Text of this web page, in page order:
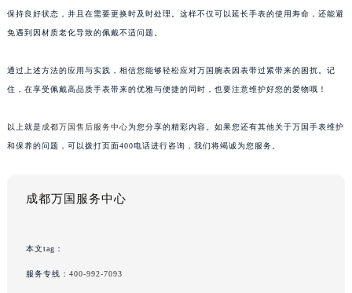
保持良好状态，并且在需要更换时及时处理。这样不仅可以延长手表的使用寿命，还能避
免遇到因材质老化导致的佩戴不适问题。
通过上述方法的应用与实践，相信您能够轻松应对万国腕表因表带过紧带来的困扰。记
住，在享受佩戴高品质手表带来的优雅与便捷的同时，也要注意维护好您的爱物哦！
以上就是 成都万国售后服务中心为您分享的精彩内容。如果您还有其他关于万国手表维护
和保养的问题，可以拨打页面400电话进行咨询，我们将竭诚为您服务。
成都万国服务中心
本文tag：
服务专线： 400-992-7093